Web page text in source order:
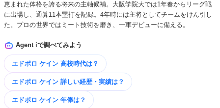
恵まれた体格を誇る将来の主軸候補。大阪学院大では1年春からリーグ戦
に出場し、通算11本塁打を記録。4年時には主将としてチームをけん引し
た。プロの世界ではミート技術を磨き、一軍デビューに備える。
Agent iで調べてみよう
エドポロ ケイン 高校時代は？
エドポロ ケイン 詳しい​経歴・​実績は？
エドポロ ケイン 年俸は？